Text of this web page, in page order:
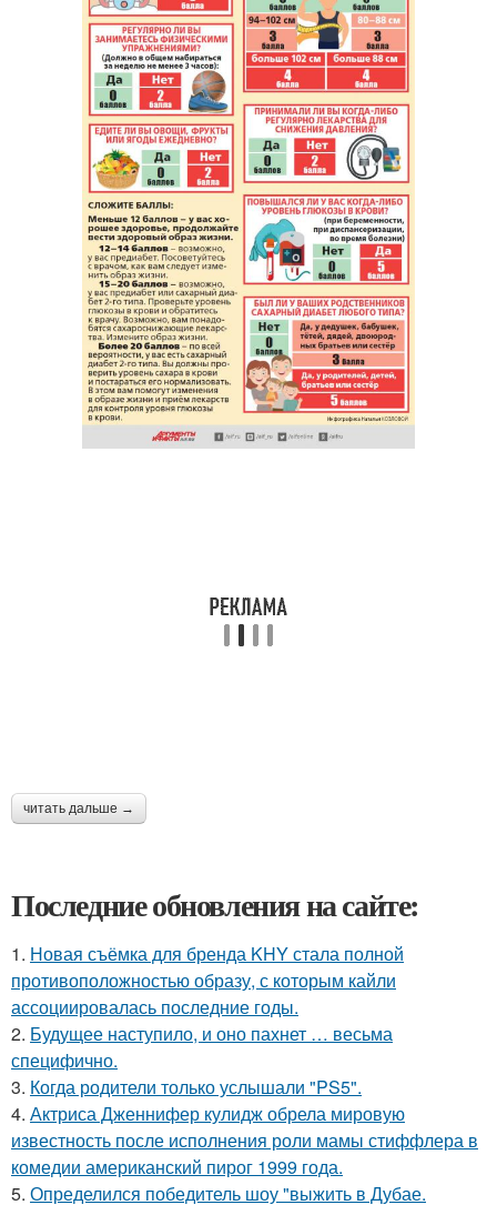
читать дальше →
Последние обновления на сайте:
1. Новая съёмка для бренда KHY стала полной
противоположностью образу, с которым кайли
ассоциировалась последние годы.
2. Будущее наступило, и оно пахнет … весьма
специфично.
3. Когда родители только услышали "PS5".
4. Актриса Дженнифер кулидж обрела мировую
известность после исполнения роли мамы стиффлера в
комедии американский пирог 1999 года.
5. Определился победитель шоу "выжить в Дубае.